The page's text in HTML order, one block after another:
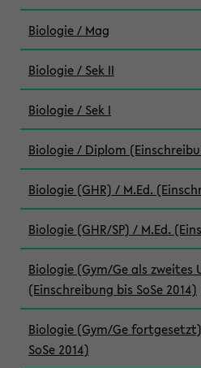
Biologie / Mag
Biologie / Sek II
Biologie / Sek I
Biologie / Diplom
Biologie (GHR) / M.Ed.
Biologie (GHR/SP) / M.Ed.
Biologie (Gym/Ge als zweites
(Einschreibung bis SoSe 2014)
Biologie (Gym/Ge
SoSe 2014)